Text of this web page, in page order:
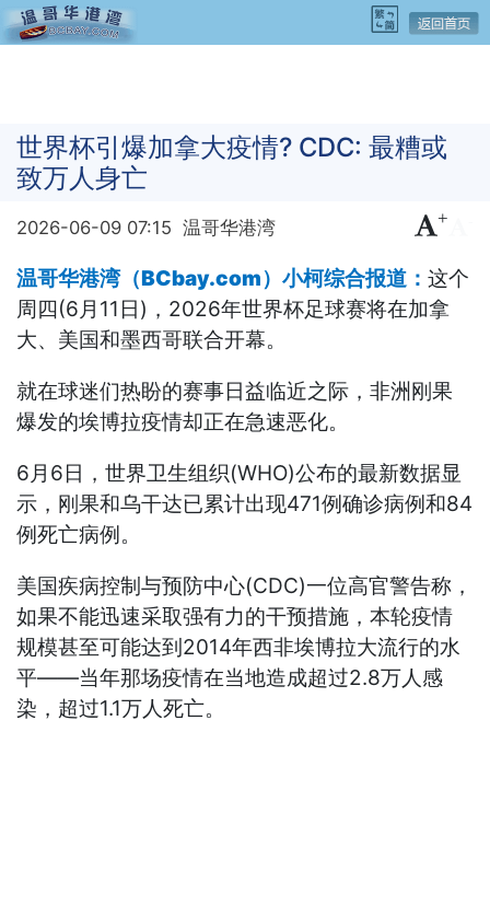
世界杯引爆加拿大疫情? CDC: 最糟或
致万人身亡
2026-06-09 07:15 温哥华港湾 +
温哥华港湾（BCbay.com）小柯综合报道：这个
周四(6月11日)，2026年世界杯足球赛将在加拿
大、美国和墨西哥联合开幕。
就在球迷们热盼的赛事日益临近之际，非洲刚果
爆发的埃博拉疫情却正在急速恶化。
6月6日，世界卫生组织(WHO)公布的最新数据显
示，刚果和乌干达已累计出现471例确诊病例和84
例死亡病例。
美国疾病控制与预防中心(CDC)一位高官警告称，
如果不能迅速采取强有力的干预措施，本轮疫情
规模甚至可能达到2014年西非埃博拉大流行的水
平——当年那场疫情在当地造成超过2.8万人感
染，超过1.1万人死亡。